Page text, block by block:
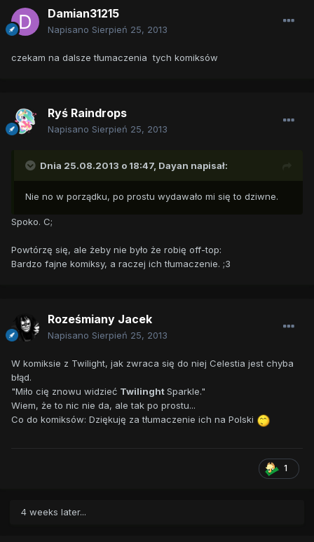
Damian31215
Napisano Sierpień 25, 2013
czekam na dalsze tłumaczenia tych komiksów
Ryś Raindrops
Napisano Sierpień 25, 2013
Dnia 25.08.2013 o 18:47, Dayan napisał:
Nie no w porządku, po prostu wydawało mi się to dziwne.
Spoko. C;
Powtórzę się, ale żeby nie było że robię off-top:
Bardzo fajne komiksy, a raczej ich tłumaczenie. ;3
Roześmiany Jacek
Napisano Sierpień 25, 2013
W komiksie z Twilight, jak zwraca się do niej Celestia jest chyba
błąd.
"Miło cię znowu widzieć TwilinghtSparkle."
Wiem, że to nic nie da, ale tak po prostu...
Co do komiksów: Dziękuję za tłumaczenie ich na Polski
1
4 weeks later...